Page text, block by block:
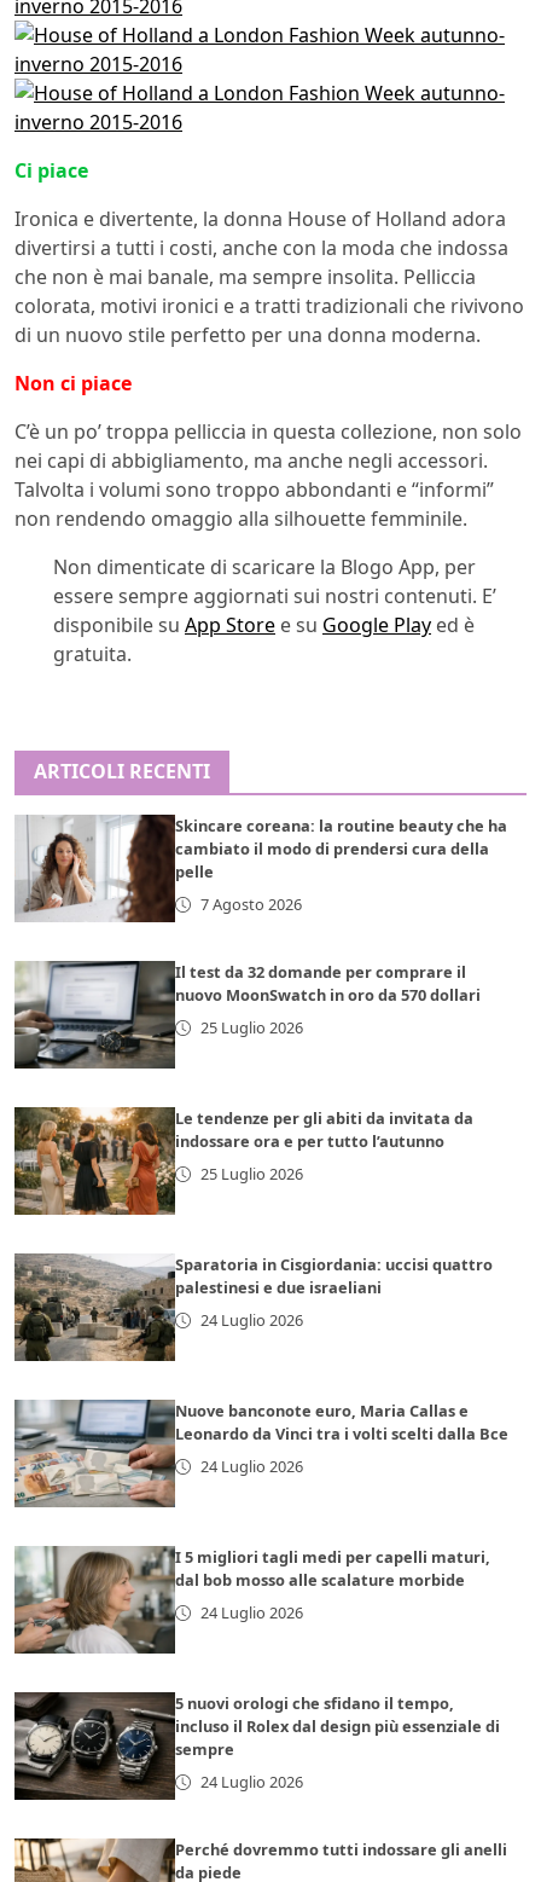
Ci piace
Ironica e divertente, la donna House of Holland adora
divertirsi a tutti i costi, anche con la moda che indossa
che non è mai banale, ma sempre insolita. Pelliccia
colorata, motivi ironici e a tratti tradizionali che rivivono
di un nuovo stile perfetto per una donna moderna.
Non ci piace
C’è un po’ troppa pelliccia in questa collezione, non solo
nei capi di abbigliamento, ma anche negli accessori.
Talvolta i volumi sono troppo abbondanti e “informi”
non rendendo omaggio alla silhouette femminile.
Non dimenticate di scaricare la Blogo App, per
essere sempre aggiornati sui nostri contenuti. E’
disponibile su App Store e su Google Play ed è
gratuita.
ARTICOLI RECENTI
Skincare coreana: la routine beauty che ha
cambiato il modo di prendersi cura della
pelle
7 Agosto 2026
Il test da 32 domande per comprare il
nuovo MoonSwatch in oro da 570 dollari
25 Luglio 2026
Le tendenze per gli abiti da invitata da
indossare ora e per tutto l’autunno
25 Luglio 2026
Sparatoria in Cisgiordania: uccisi quattro
palestinesi e due israeliani
24 Luglio 2026
Nuove banconote euro, Maria Callas e
Leonardo da Vinci tra i volti scelti dalla Bce
24 Luglio 2026
I 5 migliori tagli medi per capelli maturi,
dal bob mosso alle scalature morbide
24 Luglio 2026
5 nuovi orologi che sfidano il tempo,
incluso il Rolex dal design più essenziale di
sempre
24 Luglio 2026
Perché dovremmo tutti indossare gli anelli
da piede